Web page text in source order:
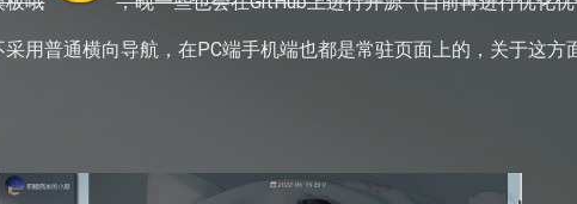
用普通横向导航，在PC端手机端也都是常驻页面上的，关于这